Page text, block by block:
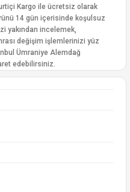
Kargo ile ücretsiz olarak
14 gün içerisinde koşulsuz
yakından incelemek,
değişim işlemlerinizi yüz
Ümraniye Alemdağ
edebilirsiniz.